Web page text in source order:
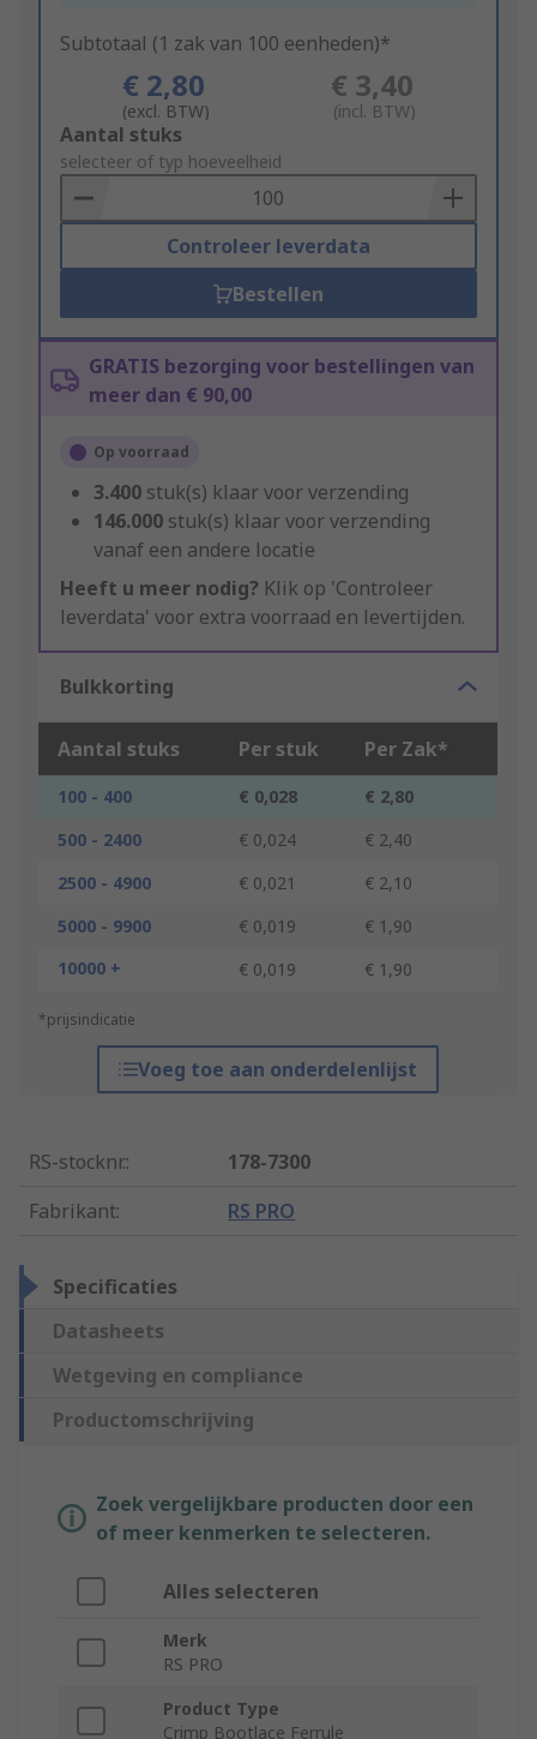
Subtotaal (1 zak van 100 eenheden)*
€ 2,80
(excl. BTW)
€ 3,40
(incl. BTW)
Add
to
Basket
Aantal stuks
selecteer of typ hoeveelheid
Controleer leverdata
Bestellen
GRATIS bezorging voor bestellingen van
meer dan € 90,00
Op voorraad
3.400 stuk(s) klaar voor verzending
146.000 stuk(s) klaar voor verzending
vanaf een andere locatie
Heeft u meer nodig? Klik op 'Controleer
leverdata' voor extra voorraad en levertijden.
Bulkkorting
Aantal stuks Per stuk Per Zak*
100 - 400 € 0,028
€ 2,80
500 - 2400
€ 0,024
€ 2,40
2500 - 4900
€ 0,021
€ 2,10
5000 - 9900
€ 0,019
€ 1,90
10000 +
€ 0,019 € 1,90
*prijsindicatie
Voeg toe aan onderdelenlijst
RS-stocknr.:
178-7300
Fabrikant: RS PRO
Specificaties
Datasheets
Wetgeving en compliance
Productomschrijving
Zoek vergelijkbare producten door een
of meer kenmerken te selecteren.
Alles selecteren
Merk
RS PRO
Product Type
Crimp Bootlace Ferrule